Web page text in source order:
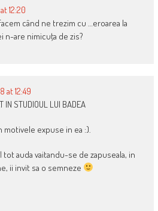
12:20
când ne trezim cu …eroarea la
n-are nimicuţa de zis?
at 12:49
IN STUDIOUL LUI BADEA
expuse in ea :).
tot auda vaitandu-se de zapuseala, in
ii invit sa o semneze